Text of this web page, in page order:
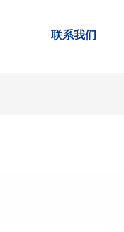
联系我们